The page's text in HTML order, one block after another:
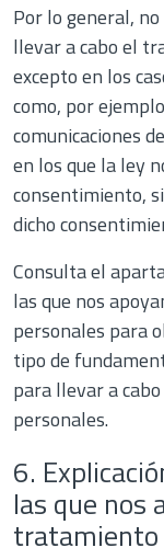
Por lo general,
llevar a cabo el
excepto en los
como, por
comunicaciones
en los que la ley
consentimiento,
dicho
Consulta el
las que nos
personales para
tipo de
para llevar a
personales.
6.
las que nos
tratamiento